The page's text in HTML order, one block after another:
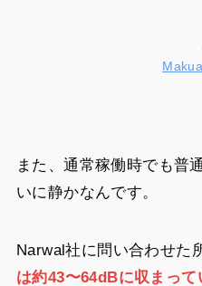
また、通常稼働時でも普
いに静かなんです。
Narwal社に問い合わせた
は約43〜64dBに収まって